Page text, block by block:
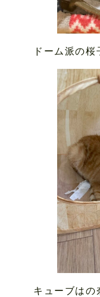
ドーム派の桜
キューブはの